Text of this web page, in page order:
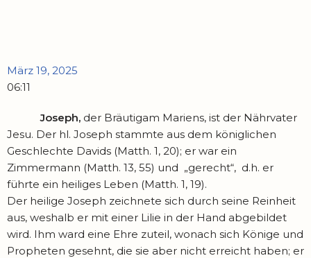
März 19, 2025
06:11
Joseph, der Bräutigam Mariens, ist der Nährvater
Jesu. Der hl. Joseph stammte aus dem königlichen
Geschlechte Davids (Matth. 1, 20); er war ein
Zimmermann (Matth. 13, 55) und „gerecht“, d.h. er
führte ein heiliges Leben (Matth. 1, 19).
Der heilige Joseph zeichnete sich durch seine Reinheit
aus, weshalb er mit einer Lilie in der Hand abgebildet
wird. Ihm ward eine Ehre zuteil, wonach sich Könige und
Propheten gesehnt, die sie aber nicht erreicht haben; er